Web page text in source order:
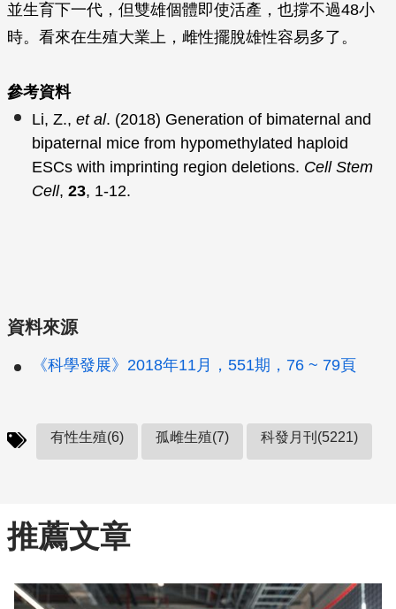
並生育下一代，但雙雄個體即使活產，也撐不過48小
時。看來在生殖大業上，雌性擺脫雄性容易多了。
參考資料
Li, Z., et al. (2018) Generation of bimaternal and
bipaternal mice from hypomethylated haploid
ESCs with imprinting region deletions. Cell Stem
Cell, 23, 1-12.
資料來源
《科學發展》2018年11月，551期，76 ~ 79頁
有性生殖(6) 孤雌生殖(7) 科發月刊(5221)
推薦文章